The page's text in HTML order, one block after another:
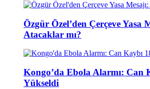
Özgür Özel’den Çerçeve Yasa
Atacaklar mı?
Kongo’da Ebola Alarmı: Can
Yükseldi